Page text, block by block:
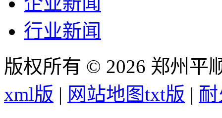
行业新闻
版权所有 © 2026 郑州平
xml版 | 网站地图txt版 |